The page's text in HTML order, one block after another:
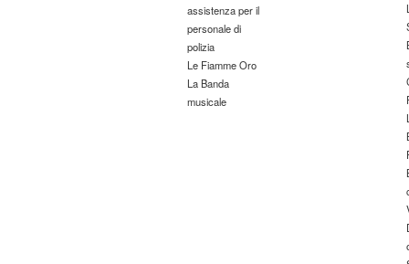
assistenza per il
personale di
polizia
Le Fiamme Oro
La Banda
musicale